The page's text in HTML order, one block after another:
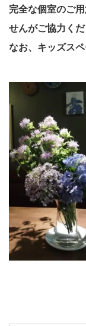
完全な個室のご
せんがご協力く
なお、キッズス